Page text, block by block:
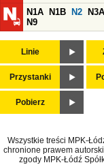
N1A
N1B N2 N3A
N9
Linie
Przystanki
Pobierz
Wszystkie treści MPK-
chronione prawem
zgody MPK-Łódź